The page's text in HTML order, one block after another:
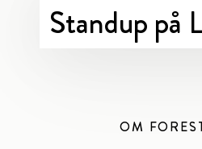
Standup på
OM